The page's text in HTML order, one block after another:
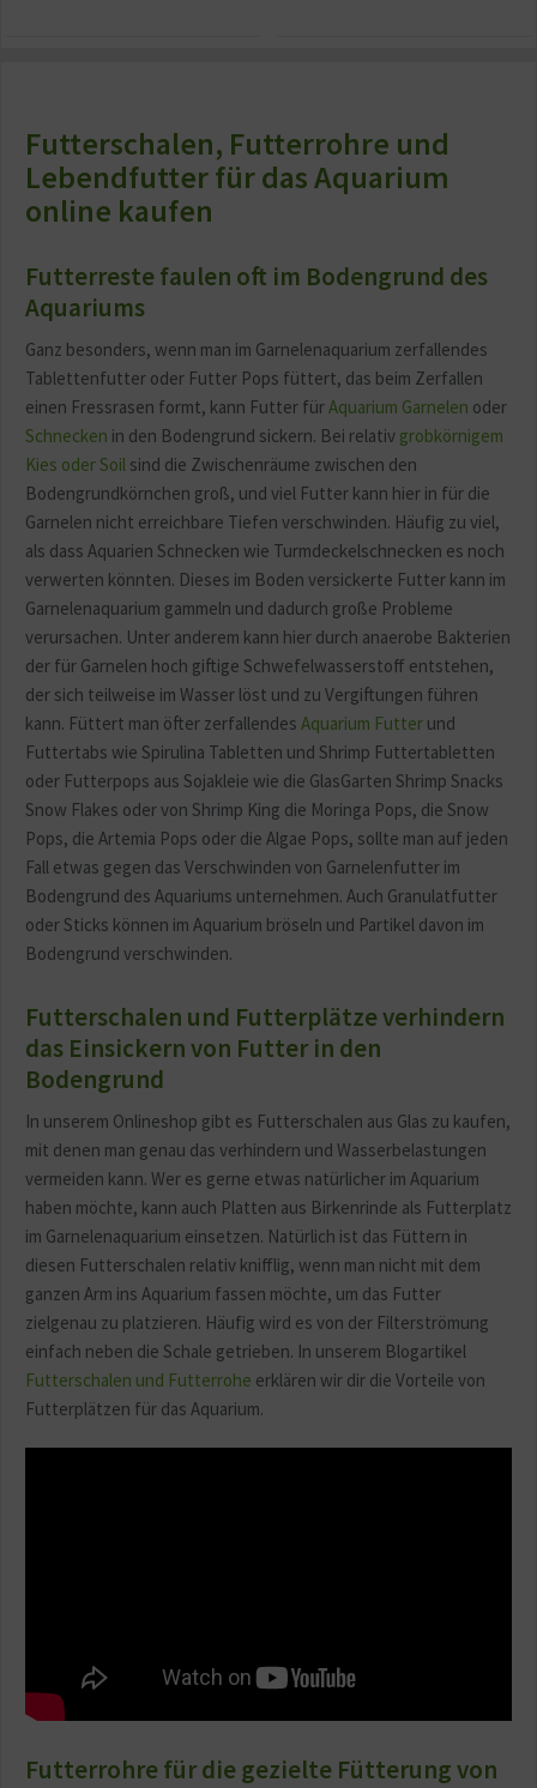
Futterschalen, Futterrohre und
Lebendfutter für das Aquarium
online kaufen
Futterreste faulen oft im Bodengrund des
Aquariums
Ganz besonders, wenn man im Garnelenaquarium zerfallendes
Tablettenfutter oder Futter Pops füttert, das beim Zerfallen
einen Fressrasen formt, kann Futter fürAquarium Garnelen oder
Schnecken in den Bodengrund sickern. Bei relativ grobkörnigem
Kies oder Soil sind die Zwischenräume zwischen den
Bodengrundkörnchen groß, und viel Futter kann hier in für die
Garnelen nicht erreichbare Tiefen verschwinden. Häufig zu viel,
als dass Aquarien Schnecken wie Turmdeckelschnecken es noch
verwerten könnten. Dieses im Boden versickerte Futter kann im
Garnelenaquarium gammeln und dadurch große Probleme
verursachen. Unter anderem kann hier durch anaerobe Bakterien
der für Garnelen hoch giftige Schwefelwasserstoff entstehen,
der sich teilweise im Wasser löst und zu Vergiftungen führen
kann. Füttert man öfter zerfallendes Aquarium Futter und
Futtertabs wie Spirulina Tabletten und Shrimp Futtertabletten
oder Futterpops aus Sojakleie wie die GlasGarten Shrimp Snacks
Snow Flakes oder von Shrimp King die Moringa Pops, die Snow
Pops, die Artemia Pops oder die Algae Pops, sollte man auf jeden
Fall etwas gegen das Verschwinden von Garnelenfutter im
Bodengrund des Aquariums unternehmen. Auch Granulatfutter
oder Sticks können im Aquarium bröseln und Partikel davon im
Bodengrund verschwinden.
Futterschalen und Futterplätze verhindern
das Einsickern von Futter in den
Bodengrund
In unserem Onlineshop gibt es Futterschalen aus Glas zu kaufen,
mit denen man genau das verhindern und Wasserbelastungen
vermeiden kann. Wer es gerne etwas natürlicher im Aquarium
haben möchte, kann auch Platten aus Birkenrinde als Futterplatz
im Garnelenaquarium einsetzen. Natürlich ist das Füttern in
diesen Futterschalen relativ knifflig, wenn man nicht mit dem
ganzen Arm ins Aquarium fassen möchte, um das Futter
zielgenau zu platzieren. Häufig wird es von der Filterströmung
einfach neben die Schale getrieben. In unserem Blogartikel
Futterschalen und Futterrohe erklären wir dir die Vorteile von
Futterplätzen für das Aquarium.
Futterrohre für die gezielte Fütterung von